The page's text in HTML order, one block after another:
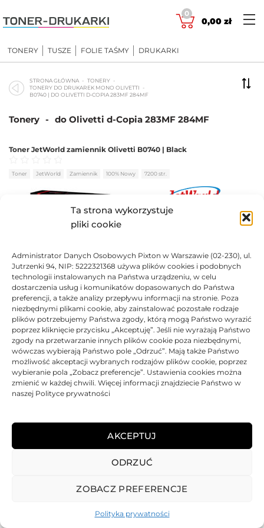
Ta strona wykorzystuje
pliki cookie
Administrator Danych Osobowych Pixton w Warszawie (02-230), ul.
Jutrzenki 94, NIP: 5222321368 używa plików cookies i podobnych
technologii instalowanych na Państwa urządzeniu, w celu
dostarczenia usług i komunikatów dopasowanych do Państwa
preferencji, a także analizy przepływu informacji na stronie. Poza
niezbędnymi plikami cookie, aby zainstalować pozostałe rodzaje
plików potrzebujemy Państwa zgody, którą mogą Państwo wyrazić
poprzez kliknięcie przycisku „Akceptuję”. Jeśli nie wyrażają Państwo
zgody na przetwarzanie innych plików cookie poza niezbędnymi,
wówczas wybierają Państwo pole „Odrzuć”. Mają także Państwo
możliwość akceptacji wybranych rodzajów plików cookie, poprzez
wybieranie pola „Zobacz preferencje”. Ustawienia cookies można
zmienić w każdej chwili. Więcej informacji znajdziecie Państwo w
naszej Polityce prywatności
AKCEPTUJ
ODRZUĆ
ZOBACZ PREFERENCJE
Polityka prywatności
to
content
0
0,00 zł
TONERY TUSZE FOLIE TAŚMY DRUKARKI
STRONA GŁÓWNA
TONERY
TONERY DO DRUKAREK MONO OLIVETTI
B0740 | DO OLIVETTI D-COPIA 283MF 284MF
Tonery - do Olivetti d-Copia 283MF 284MF
Toner JetWorld zamiennik Olivetti B0740 | Black
Oceniono na 5
Toner JetWorld Zamiennik 100% Nowy 7200 str.
91,88
BRAK
Toner Olivetti oryginalny B0740 | d-Copia 283 284 MF | Black
Oceniono0na 5
Toner Olivetti Oryginalny 7200 str.
509,79zł
BRAK
ALL RIGHTS RESERVED. WEBSITE PROTECTED